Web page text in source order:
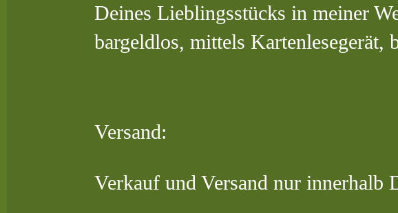
Deines Lieblingsstücks in meiner
bargeldlos, mittels Kartenlesegerät,
Versand:
Verkauf und Versand nur innerhalb